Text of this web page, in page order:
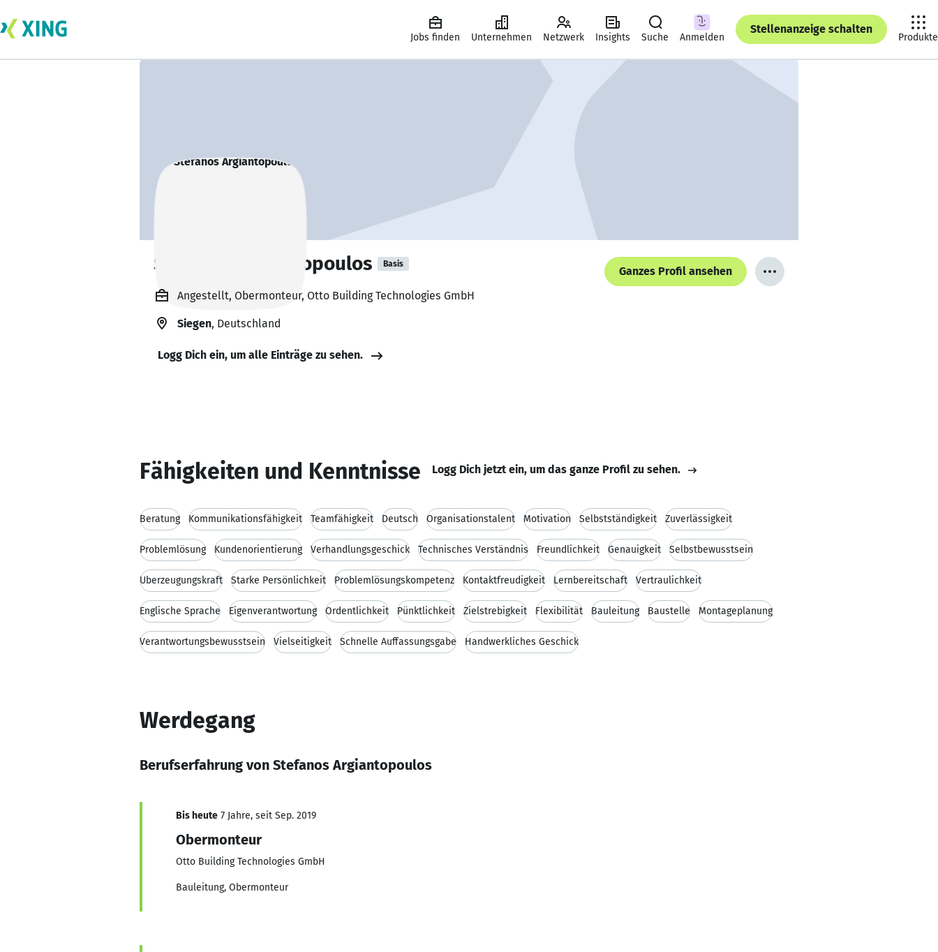
Jobs finden Unternehmen Netzwerk Insights Suche Anmelden
Stellenanzeige schalten
Produkte
Stefanos Argiantopoulos Basis
Ganzes Profil ansehen
Angestellt, Obermonteur, Otto Building Technologies GmbH
Siegen, Deutschland
Logg Dich ein, um alle Einträge zu sehen.
Fähigkeiten und Kenntnisse Logg Dich jetzt ein, um das ganze Profil zu sehen.
Beratung Kommunikationsfähigkeit Teamfähigkeit Deutsch Organisationstalent Motivation Selbstständigkeit Zuverlässigkeit
Problemlösung Kundenorientierung Verhandlungsgeschick Technisches Verständnis Freundlichkeit Genauigkeit Selbstbewusstsein
Überzeugungskraft Starke Persönlichkeit Problemlösungskompetenz Kontaktfreudigkeit Lernbereitschaft Vertraulichkeit
Englische Sprache Eigenverantwortung Ordentlichkeit Pünktlichkeit Zielstrebigkeit Flexibilität Bauleitung Baustelle Montageplanung
Verantwortungsbewusstsein Vielseitigkeit Schnelle Auffassungsgabe Handwerkliches Geschick
Werdegang
Berufserfahrung von Stefanos Argiantopoulos
Bis heute 7 Jahre, seit Sep. 2019
Obermonteur
Otto Building Technologies GmbH
Bauleitung, Obermonteur